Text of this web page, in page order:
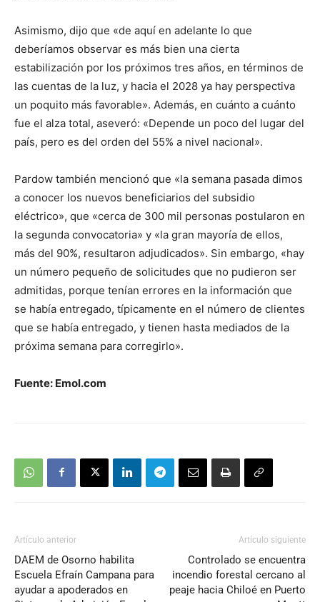
Asimismo, dijo que «de aquí en adelante lo que
deberíamos observar es más bien una cierta
estabilización por los próximos tres años, en términos de
las cuentas de la luz, y hacia el 2028 ya hay perspectiva
un poquito más favorable». Además, en cuánto a cuánto
fue el alza total, aseveró: «Depende un poco del lugar del
país, pero es del orden del 55% a nivel nacional».
Pardow también mencionó que «la semana pasada dimos
a conocer los nuevos beneficiarios del subsidio
eléctrico», que «cerca de 300 mil personas postularon en
la segunda convocatoria» y «la gran mayoría de ellos,
más del 90%, resultaron adjudicados». Sin embargo, «hay
un número pequeño de solicitudes que no pudieron ser
admitidas, porque tenían errores en la información que
se había entregado, típicamente en el número de clientes
que se había entregado, y tienen hasta mediados de la
próxima semana para corregirlo».
Fuente: Emol.com
Artículo anterior
DAEM de Osorno habilita
Escuela Efraín Campana para
ayudar a apoderados en
Artículo siguiente
Controlado se encuentra
incendio forestal cercano al
peaje hacia Chiloé en Puerto